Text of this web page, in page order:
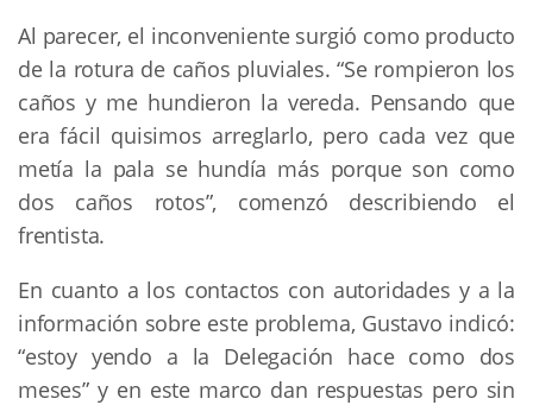
Al parecer, el inconveniente surgió como producto
de la rotura de caños pluviales. “Se rompieron los
caños y me hundieron la vereda. Pensando que
era fácil quisimos arreglarlo, pero cada vez que
metía la pala se hundía más porque son como
dos caños rotos”, comenzó describiendo el
frentista.
En cuanto a los contactos con autoridades y a la
información sobre este problema, Gustavo indicó:
“estoy yendo a la Delegación hace como dos
meses” y en este marco dan respuestas pero sin